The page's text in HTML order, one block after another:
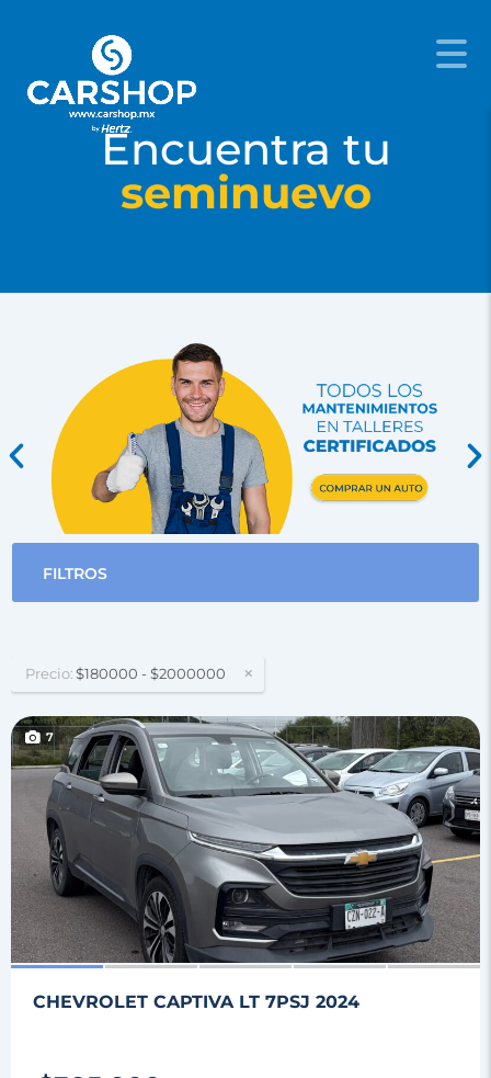
Encuentra tu
seminuevo
FILTROS
Precio:$180000 - $2000000
7
CHEVROLET CAPTIVA LT 7PSJ 2024